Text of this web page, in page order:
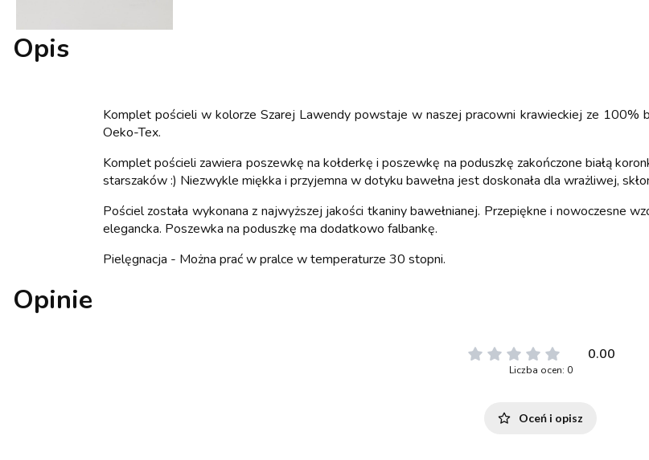
Opis
Komplet pościeli w kolorze Szarej Lawendy powstaje w naszej pracowni krawieckiej ze 100%
Oeko-Tex.
Komplet pościeli zawiera poszewkę na kołderkę i poszewkę na poduszkę zakończone białą
starszaków :) Niezwykle miękka i przyjemna w dotyku bawełna jest doskonała dla wrażliwej,
Pościel została wykonana z najwyższej jakości tkaniny bawełnianej. Przepiękne i nowoczesne
elegancka. Poszewka na poduszkę ma dodatkowo falbankę.
Pielęgnacja - Można prać w pralce w temperaturze 30 stopni.
Opinie
0.00
Liczba ocen: 0
Oceń i opisz